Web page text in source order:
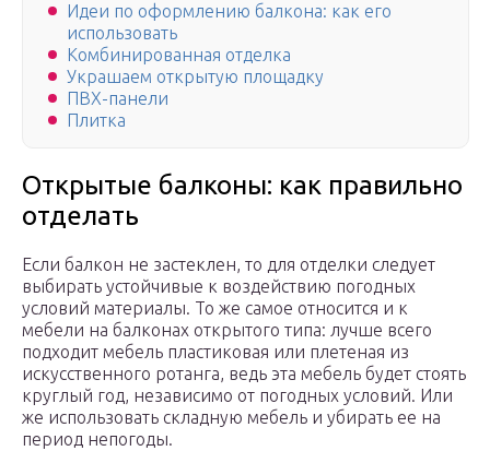
Идеи по оформлению балкона: как его
использовать
Комбинированная отделка
Украшаем открытую площадку
ПВХ-панели
Плитка
Открытые балконы: как правильно
отделать
Если балкон не застеклен, то для отделки следует
выбирать устойчивые к воздействию погодных
условий материалы. То же самое относится и к
мебели на балконах открытого типа: лучше всего
подходит мебель пластиковая или плетеная из
искусственного ротанга, ведь эта мебель будет стоять
круглый год, независимо от погодных условий. Или
же использовать складную мебель и убирать ее на
период непогоды.